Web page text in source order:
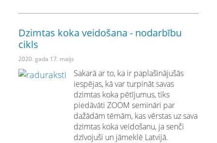
Dzimtas koka veidošana - nodarbību
cikls
2020. gada 17. maijs
Sakarā ar to, ka ir paplašinājušās
iespējas, kā var turpināt savas
dzimtas koka pētījumus, tiks
piedāvāti ZOOM semināri par
dažādām tēmām, kas vērstas uz sava
dzimtas koka veidošanu, ja senči
dzīvojuši un jāmeklē Latvijā.